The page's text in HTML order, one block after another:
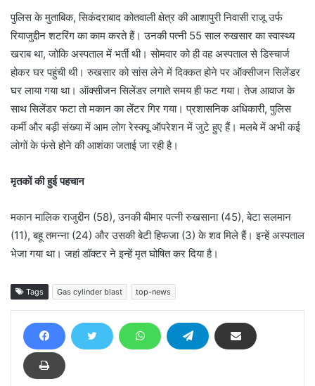
पुलिस के मुताबिक, सिकंदराबाद कोतवाली क्षेत्र की आशापुरी निवासी राजू उर्फ
रियाजुद्दीन शटरिंग का काम करते हैं। उनकी पत्नी 55 साल रुखसार का स्वास्थ्य
खराब था, जोकि अस्पताल में भर्ती थी। सोमवार को ही वह अस्पताल से डिस्चार्ज
होकर घर पहुंची थी। रुखसार को सांस लेने में दिक्कत होने पर ऑक्सीजन सिलेंडर
घर लाया गया था। ऑक्सीजन सिलेंडर लगाते समय ही फट गया। तेज आवाज के
साथ सिलेंडर फटा तो मकान का लेंटर गिर गया। प्रशासनिक अधिकारी, पुलिस
कर्मी और बड़ी संख्‍या में आम लोग रेस्‍क्‍यू ऑपरेशन में जुटे हुए हैं। मलबे में अभी कई
लोगों के फंसे होने की आशंका जताई जा रही है।
मृतकों की हुई पहचान
मकान मालिक राजुद्दीन (58), उनकी बीमार पत्‍नी रुखसाना (45), बेटा सलमान
(11), बहू तमन्‍ना (24) और उसकी बेटी हिफजा (3) के शव मिले हैं। इन्‍हें अस्‍पताल
भेजा गया था। जहां डॉक्‍टर ने इन्‍हें मृत घोषित कर दिया है।
Tags Gas cylinder blast top-news